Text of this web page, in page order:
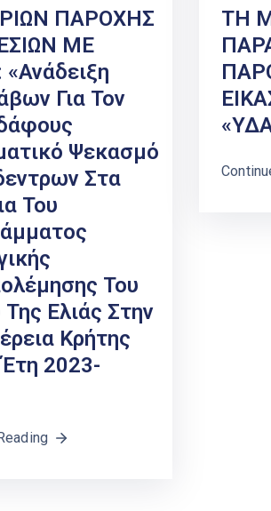
ΠΑΡΟΧΗΣ
ΜΕ
«Ανάδειξη
Για Τον
Ψεκασμό
Στα
Του
Του
Ελιάς Στην
Κρήτης
Έτη 2023-
ΤΗ